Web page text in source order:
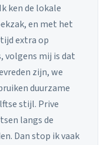
ken de lokale
en met het
extra op
volgens mij is dat
zijn, we
duurzame
stijl. Prive
langs de
Dan stop ik vaak